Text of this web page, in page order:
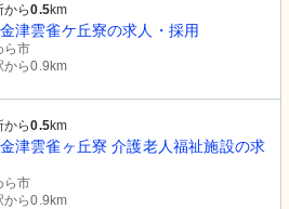
から0.5km
津雲雀ケ丘寮の求人・採用
ら市
から0.9km
から0.5km
津雲雀ヶ丘寮 介護老人福祉施設の求
ら市
から0.9km